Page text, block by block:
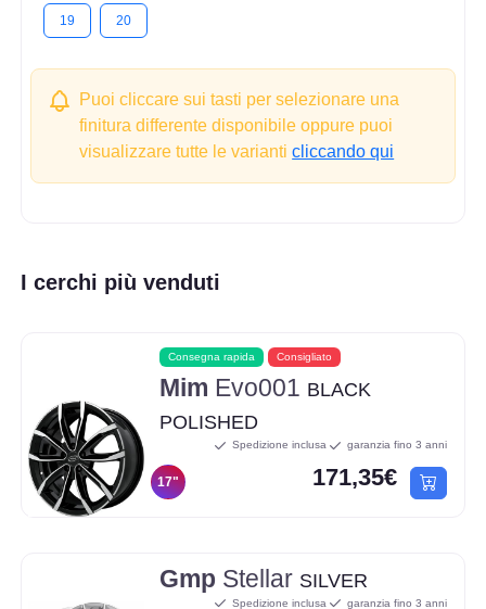
19 20
Puoi cliccare sui tasti per selezionare una
finitura differente disponibile oppure puoi
visualizzare tutte le varianticliccando qui
I cerchi più venduti
Consegna rapida Consigliato
Mim Evo001 BLACK
POLISHED
17"
Spedizione inclusa garanzia fino 3 anni
171,35€
Gmp Stellar SILVER
Spedizione inclusa garanzia fino 3 anni